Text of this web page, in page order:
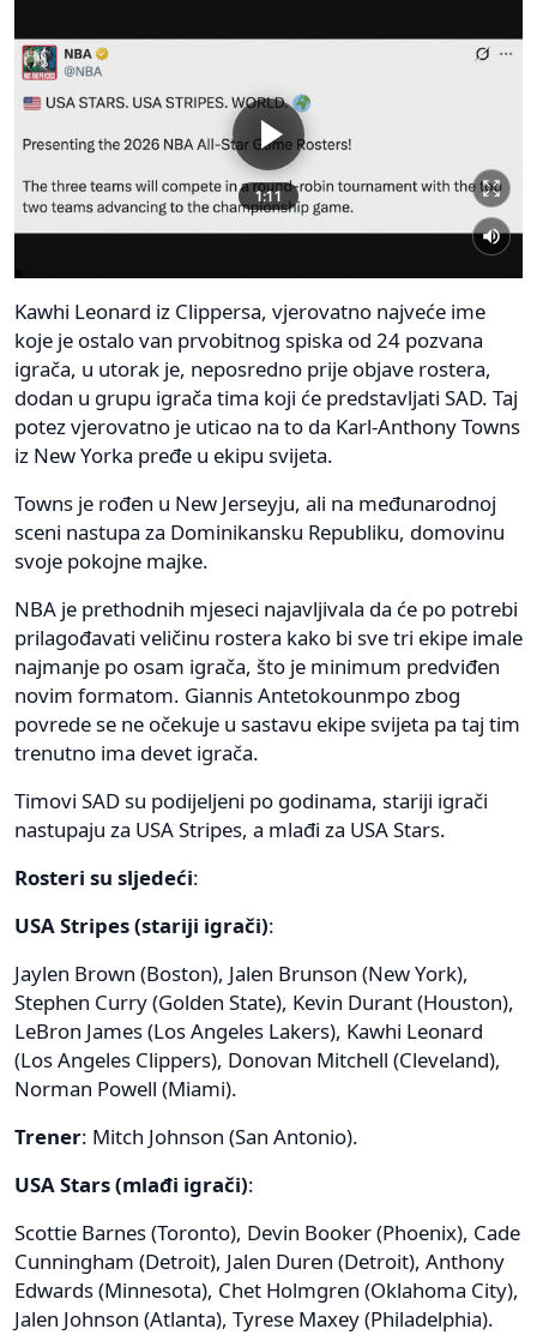
Kawhi Leonard iz Clippersa, vjerovatno najveće ime
koje je ostalo van prvobitnog spiska od 24 pozvana
igrača, u utorak je, neposredno prije objave rostera,
dodan u grupu igrača tima koji će predstavljati SAD. Taj
potez vjerovatno je uticao na to da Karl-Anthony Towns
iz New Yorka pređe u ekipu svijeta.
Towns je rođen u New Jerseyju, ali na međunarodnoj
sceni nastupa za Dominikansku Republiku, domovinu
svoje pokojne majke.
NBA je prethodnih mjeseci najavljivala da će po potrebi
prilagođavati veličinu rostera kako bi sve tri ekipe imale
najmanje po osam igrača, što je minimum predviđen
novim formatom. Giannis Antetokounmpo zbog
povrede se ne očekuje u sastavu ekipe svijeta pa taj tim
trenutno ima devet igrača.
Timovi SAD su podijeljeni po godinama, stariji igrači
nastupaju za USA Stripes, a mlađi za USA Stars.
Rosteri su sljedeći:
USA Stripes (stariji igrači):
Jaylen Brown (Boston), Jalen Brunson (New York),
Stephen Curry (Golden State), Kevin Durant (Houston),
LeBron James (Los Angeles Lakers), Kawhi Leonard
(Los Angeles Clippers), Donovan Mitchell (Cleveland),
Norman Powell (Miami).
Trener: Mitch Johnson (San Antonio).
USA Stars (mlađi igrači):
Scottie Barnes (Toronto), Devin Booker (Phoenix), Cade
Cunningham (Detroit), Jalen Duren (Detroit), Anthony
Edwards (Minnesota), Chet Holmgren (Oklahoma City),
Jalen Johnson (Atlanta), Tyrese Maxey (Philadelphia).